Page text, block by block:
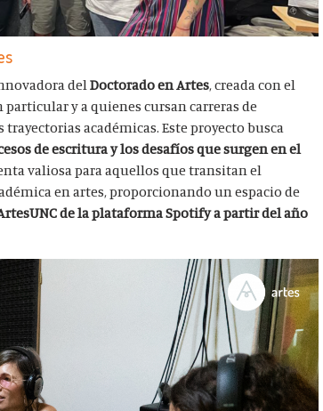
delDoctorado en Artes, creada con el
y a quienes cursan carreras de
académicas. Este proyecto busca
de escritura y los desafíos que surgen en el
valiosa para aquellos que transitan el
en artes, proporcionando un espacio de
de la plataforma Spotify a partir del año